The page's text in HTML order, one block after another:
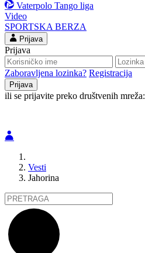
Vaterpolo Tango liga
Video
SPORTSKA BERZA
Prijava
Prijava
Zaboravljena lozinka? Registracija
ili se prijavite preko društvenih mreža:
Vesti
Jahorina